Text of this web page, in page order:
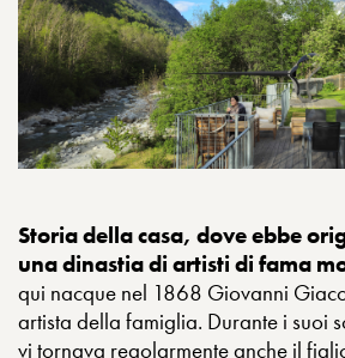
Storia della casa, dove ebbe
una dinastia di artisti di fama
qui nacque nel 1868 Giovanni
artista della famiglia. Durante i suoi
vi tornava regolarmente anche il